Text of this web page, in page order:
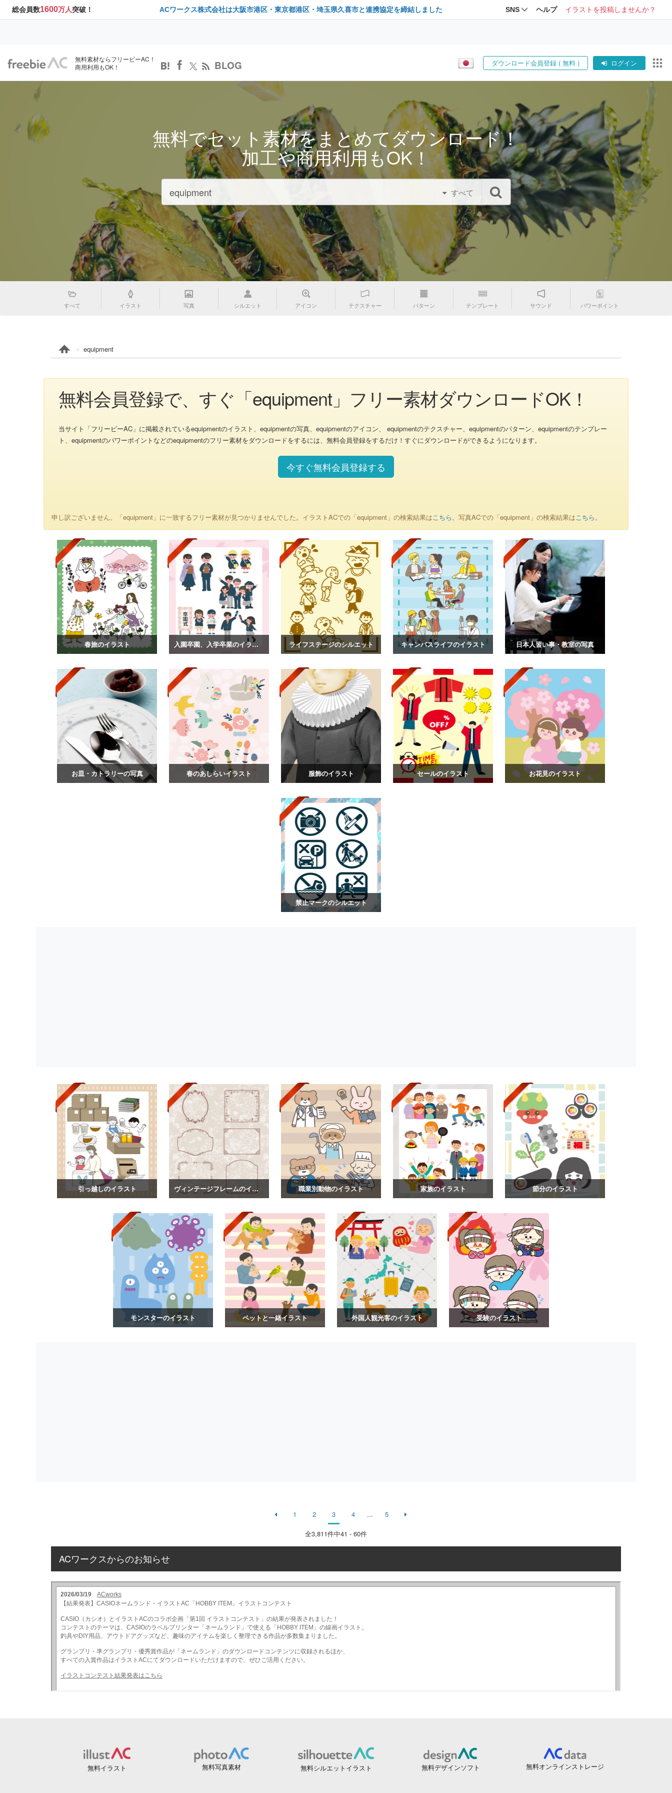
総会員数1600万人突破！ ACワークス株式会社は大阪市港区・東京都港区・埼玉県久喜市と連携協定を締結しました SNS ヘルプ イラストを投稿しませんか？
無料素材ならフリービーAC！
商用利用もOK！
BLOG ダウンロード会員登録 ( 無料 ) ログイン
無料でセット素材をまとめてダウンロード！
加工や商用利用もOK！
すべて
すべて イラスト 写真 シルエット アイコン テクスチャー パターン テンプレート サウンド パワーポイント
equipment
無料会員登録で、すぐ「equipment」フリー素材ダウンロードOK！
当サイト「フリービーAC」に掲載されているequipmentのイラスト、equipmentの写真、equipmentのアイコン、 equipmentのテクスチャー、equipmentのパターン、equipmentのテンプレー
ト、equipmentのパワーポイントなどのequipmentのフリー素材をダウンロードをするには、無料会員登録をするだけ！すぐにダウンロードができるようになります。
今すぐ無料会員登録する
申し訳ございません。「equipment」に一致するフリー素材が見つかりませんでした。イラストACでの「equipment」の検索結果はこちら。写真ACでの「equipment」の検索結果はこちら。
春旅のイラスト 入園卒園、入学卒業のイラスト ライフステージのシルエット キャンパスライフのイラスト 日本人習い事・教室の写真
お皿・カトラリーの写真 春のあしらいイラスト 服飾のイラスト セールのイラスト お花見のイラスト
禁止マークのシルエット
引っ越しのイラスト ヴィンテージフレームのイラスト 職業別動物のイラスト 家族のイラスト 節分のイラスト
モンスターのイラスト ペットと一緒イラスト 外国人観光客のイラスト 受験のイラスト
1 2 3 4 ... 5
全3,811件中41 - 60件
ACワークスからのお知らせ
無料イラスト 無料写真素材 無料シルエットイラスト 無料デザインソフト 無料オンラインストレージ